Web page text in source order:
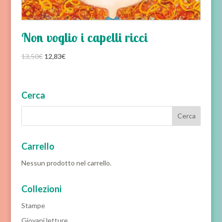
Non voglio i capelli ricci
13,50€ Il
13,50€.
12,83€Il
Cerca
Carrello
Nessun prodotto nel carrello.
Collezioni
Stampe
Giovani letture